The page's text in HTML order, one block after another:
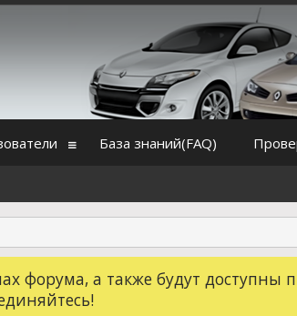
форума, а также будут доступны
База знаний(FAQ)